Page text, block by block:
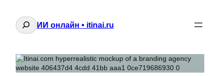
Поиск
ИИ онлайн • itinai.ru